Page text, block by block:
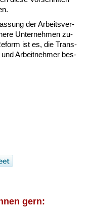
der Ar­beits­ver­
Un­ter­neh­men zu­
ist es, die Trans­
Ar­beit­neh­mer bes­
gern: